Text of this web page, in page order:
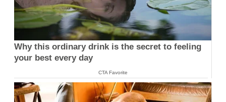
Why this ordinary drink is the secret to feeling
your best every day
CTA Favorite